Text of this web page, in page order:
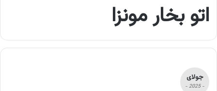
اتو بخار مونزا
جولای
- 2025 -